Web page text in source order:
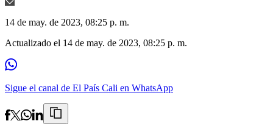
14 de may. de 2023, 08:25 p. m.
Actualizado el 14 de may. de 2023, 08:25 p. m.
Sigue el canal de El País Cali en WhatsApp